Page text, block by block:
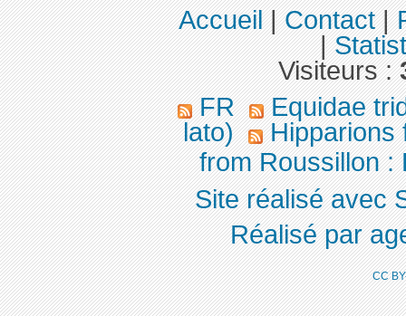
Accueil|Contact|
|
Visiteurs :
FR
Equidae
lato)
Hipparions
from Roussillon :
Site réalisé avec
Réalisé par
CC